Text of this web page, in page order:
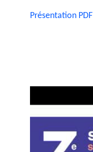
Présentation PDF